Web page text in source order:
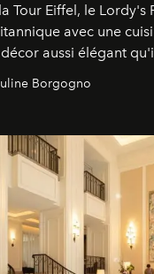
Tour Eiffel, le Lordy's
avec une
aussi élégant
Borgogno